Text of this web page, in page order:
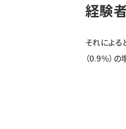
経験
それによ
（0.9％）